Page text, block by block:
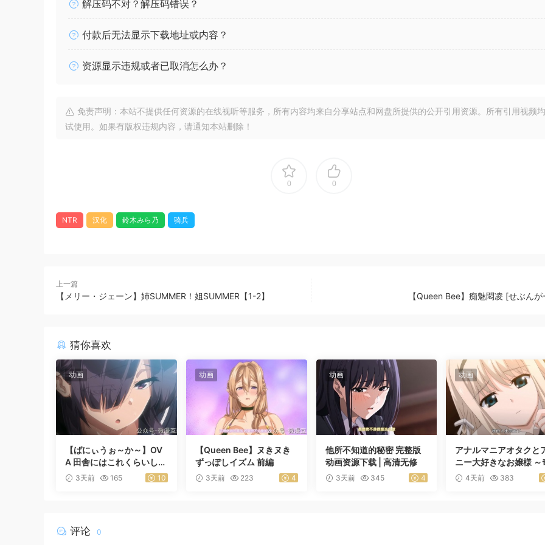
解压码不对？解压码错误？
付款后无法显示下载地址或内容？
资源显示违规或者已取消怎么办？
免责声明：本站不提供任何资源的在线视听等服务，所有内容均来自分享站点和网盘所提供的公开引用资源。所有引用视频
试使用。如果有版权违规内容，请通知本站删除！
0 0
NTR 汉化 鈴木みら乃 骑兵
上一篇
【メリー・ジェーン】姉SUMMER！姐SUMMER【1-2】 【Queen Bee】痴魅悶凌 [せぶん
猜你喜欢
动画
【ばにぃうぉ～か～】OV
A 田舎にはこれくらいしか
娯楽がない ＃1乡下几乎没
3天前 165 10
动画
【Queen Bee】ヌきヌき
ずっぽしイズム 前編
3天前 223 4
动画
他所不知道的秘密 完整版
动画资源下载 | 高清无修
3天前 345 4
动画
アナルマニアオタクと
ニー大好きなお嬢様 ～
跡のマッチング～ 前編
4天前 383
评论 0